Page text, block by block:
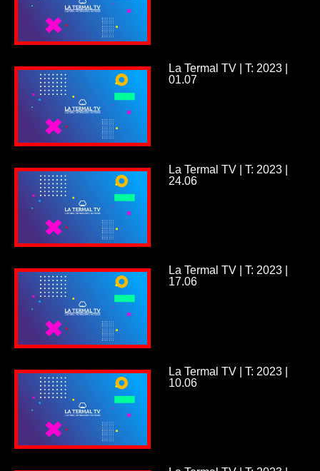
La Termal TV | T: 2023 |
01.07
La Termal TV | T: 2023 |
24.06
La Termal TV | T: 2023 |
17.06
La Termal TV | T: 2023 |
10.06